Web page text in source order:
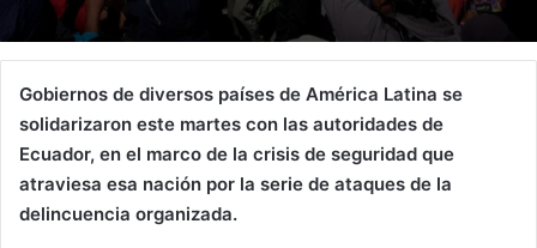
Gobiernos de diversos países de América Latina se
solidarizaron este martes con las autoridades de
Ecuador, en el marco de la crisis de seguridad que
atraviesa esa nación por la serie de ataques de la
delincuencia organizada.